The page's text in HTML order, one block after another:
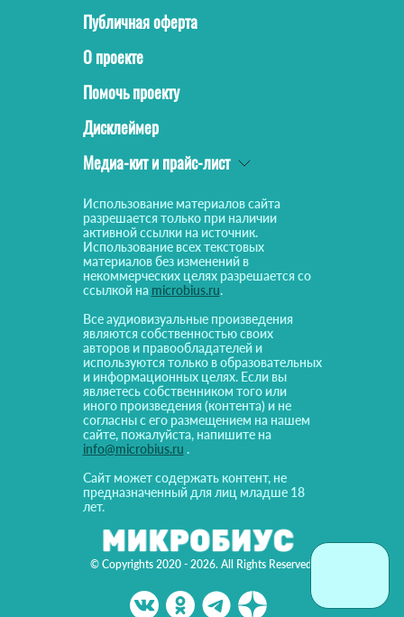
© Copyrights 2020 - 2026. All Rights Reserved!
Публичная оферта
О проекте
Помочь проекту
Дисклеймер
Медиа-кит и прайс-лист
Использование материалов сайта
разрешается только при наличии
активной ссылки на источник.
Использование всех текстовых
материалов без изменений в
некоммерческих целях разрешается со
ссылкой на microbius.ru.
Все аудиовизуальные произведения
являются собственностью своих
авторов и правообладателей и
используются только в образовательных
и информационных целях. Если вы
являетесь собственником того или
иного произведения (контента) и не
согласны с его размещением на нашем
сайте, пожалуйста, напишите на
info@microbius.ru .
Сайт может содержать контент, не
предназначенный для лиц младше 18
лет.